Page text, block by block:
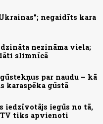
negaidīts kara
nezināma viela;
slimnīcā
par naudu – kā
gūstā
iedzīvotājs iegūs no tā,
tiks apvienoti